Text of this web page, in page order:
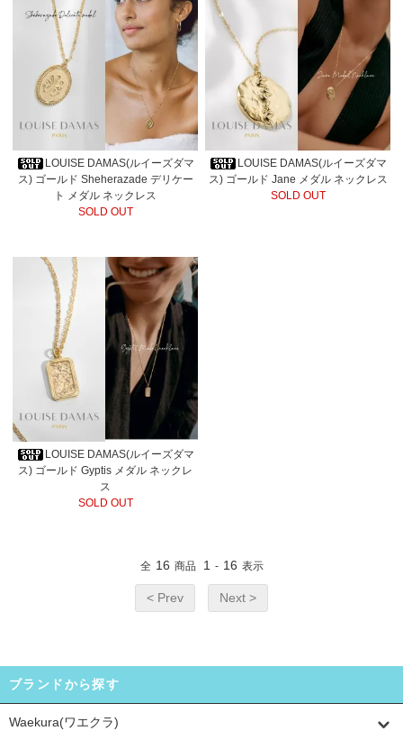
LOUISE DAMAS(ルイーズダマ
ス) ゴールド Sheherazade デリケー
ト メダル ネックレス
SOLD OUT
LOUISE DAMAS(ルイーズダマ
ス) ゴールド Jane メダル ネックレス
SOLD OUT
LOUISE DAMAS(ルイーズダマ
ス) ゴールド Gyptis メダル ネックレ
ス
SOLD OUT
全 16 商品 1 - 16 表示
< Prev Next >
ブランドから探す
Waekura(ワエクラ)